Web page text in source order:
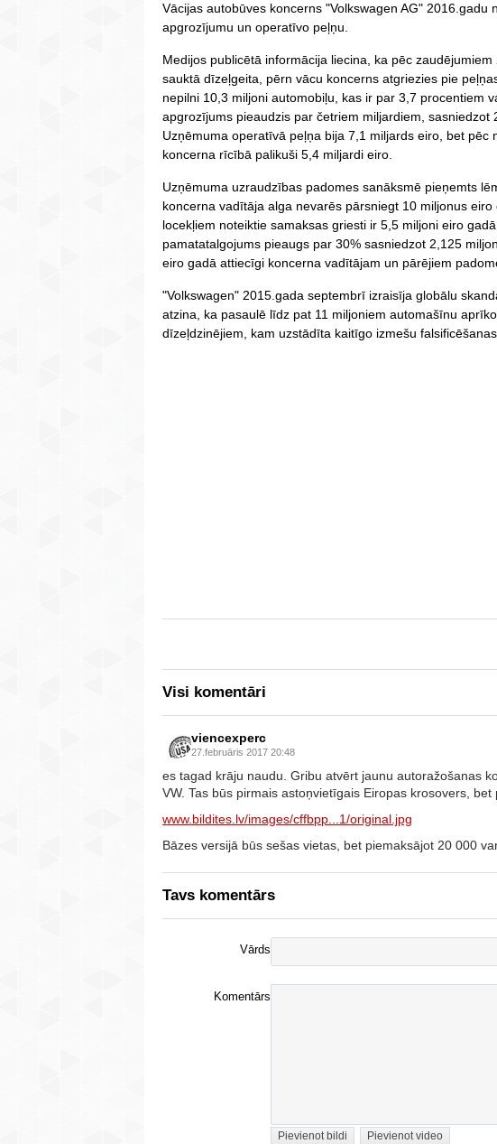
Vācijas autobūves koncerns "Volkswagen AG" 2016.gadu
apgrozījumu un operatīvo peļņu.
Medijos publicētā informācija liecina, ka pēc
sauktā dīzeļgeita, pērn vācu koncerns atgriezies pie
nepilni 10,3 miljoni automobiļu, kas ir par 3,7 procentiem
apgrozījums pieaudzis par četriem miljardiem, sasniedzot
Uzņēmuma operatīvā peļņa bija 7,1 miljards eiro, bet pēc
koncerna rīcībā palikuši 5,4 miljardi eiro.
Uzņēmuma uzraudzības padomes sanāksmē pieņemts
koncerna vadītāja alga nevarēs pārsniegt 10 miljonus
locekļiem noteiktie samaksas griesti ir 5,5 miljoni eiro
pamatatalgojums pieaugs par 30% sasniedzot 2,125
eiro gadā attiecīgi koncerna vadītājam un pārējiem
"Volkswagen" 2015.gada septembrī izraisīja globālu
atzina, ka pasaulē līdz pat 11 miljoniem automašīnu
dīzeļdzinējiem, kam uzstādīta kaitīgo izmešu
Visi komentāri
viencexperc
27.februāris 2017 20:48
es tagad krāju naudu. Gribu atvērt jaunu autoražošanas
VW. Tas būs pirmais astoņvietīgais Eiropas krosovers,
www.bildites.lv/images/cffbpp...1/original.jpg
Bāzes versijā būs sešas vietas, bet piemaksājot 20 000
Tavs komentārs
Vārds
Komentārs
Pievienot bildi Pievienot video